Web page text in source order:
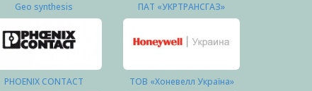
Geo synthesis ПАТ «УКРТРАНСГАЗ»
PHOENIX CONTACT ТОВ «Хоневелл Україна»